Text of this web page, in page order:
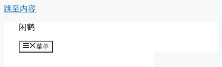
跳至内容
闲鹤
菜单